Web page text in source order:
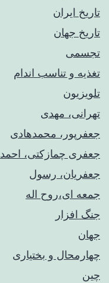
تاریخ ایران
تاریخ جهان
تجسمی
تغذیه و تناسب اندام
تلویزیون
تهرانی، مهدی
جعفرپور، محمدهادی
جعفری چمازکتی، احمد
جعفریان، رسول
جمعه ای،روح اله
جنگ افزار
جهان
چهارمحال و بختیاری
چین